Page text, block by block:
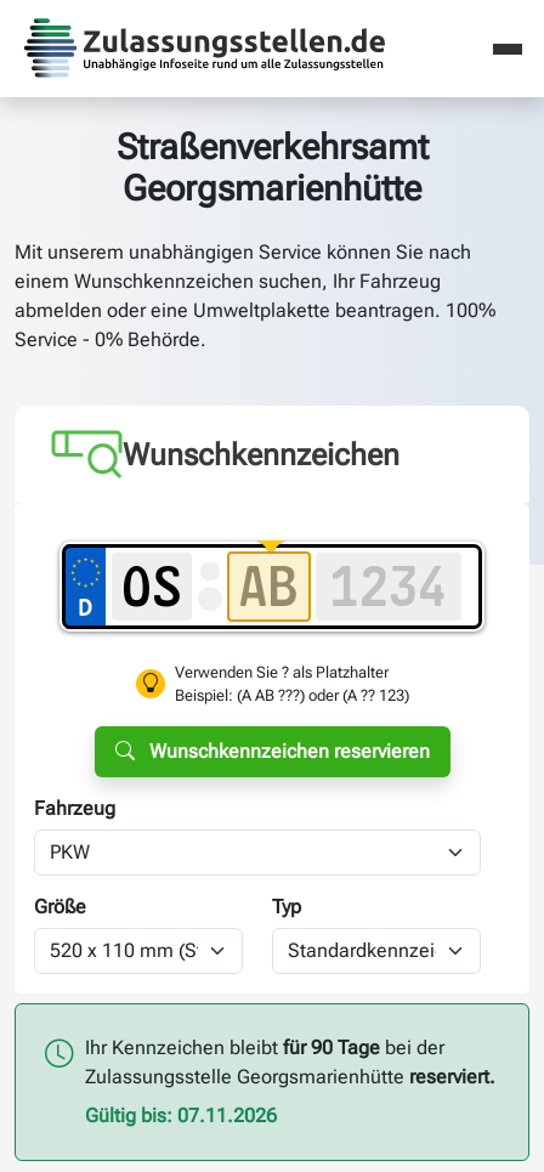
Straßenverkehrsamt
Georgsmarienhütte
Mit unserem unabhängigen Service können Sie nach
einem Wunschkennzeichen suchen, Ihr Fahrzeug
abmelden oder eine Umweltplakette beantragen. 100%
Service - 0% Behörde.
Wunschkennzeichen
Verwenden Sie ? als Platzhalter
Beispiel: (A AB ???) oder (A ?? 123)
Wunschkennzeichen reservieren
Fahrzeug
Größe Typ
Ihr Kennzeichen bleibtfür 90 Tage bei der
Zulassungsstelle Georgsmarienhütte reserviert.
Gültig bis: 07.11.2026